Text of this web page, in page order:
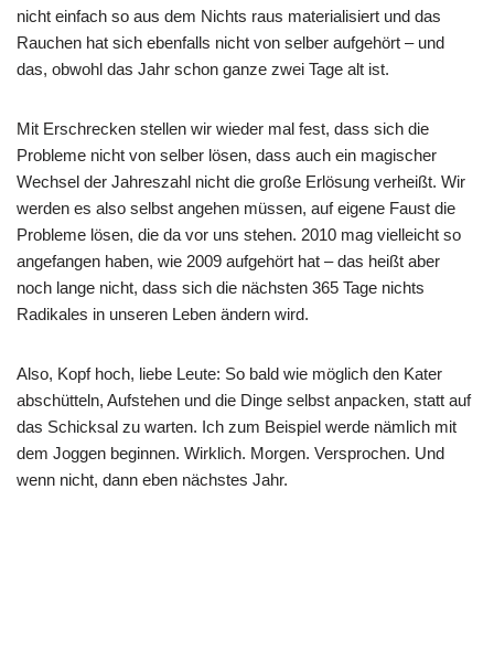
nicht einfach so aus dem Nichts raus materialisiert und das
Rauchen hat sich ebenfalls nicht von selber aufgehört – und
das, obwohl das Jahr schon ganze zwei Tage alt ist.
Mit Erschrecken stellen wir wieder mal fest, dass sich die
Probleme nicht von selber lösen, dass auch ein magischer
Wechsel der Jahreszahl nicht die große Erlösung verheißt. Wir
werden es also selbst angehen müssen, auf eigene Faust die
Probleme lösen, die da vor uns stehen. 2010 mag vielleicht so
angefangen haben, wie 2009 aufgehört hat – das heißt aber
noch lange nicht, dass sich die nächsten 365 Tage nichts
Radikales in unseren Leben ändern wird.
Also, Kopf hoch, liebe Leute: So bald wie möglich den Kater
abschütteln, Aufstehen und die Dinge selbst anpacken, statt auf
das Schicksal zu warten. Ich zum Beispiel werde nämlich mit
dem Joggen beginnen. Wirklich. Morgen. Versprochen. Und
wenn nicht, dann eben nächstes Jahr.